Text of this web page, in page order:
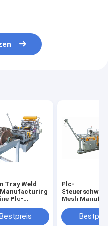
Tray Weld
Manufacturing
Plc-
Bestpreis
Plc-
Mesh
für